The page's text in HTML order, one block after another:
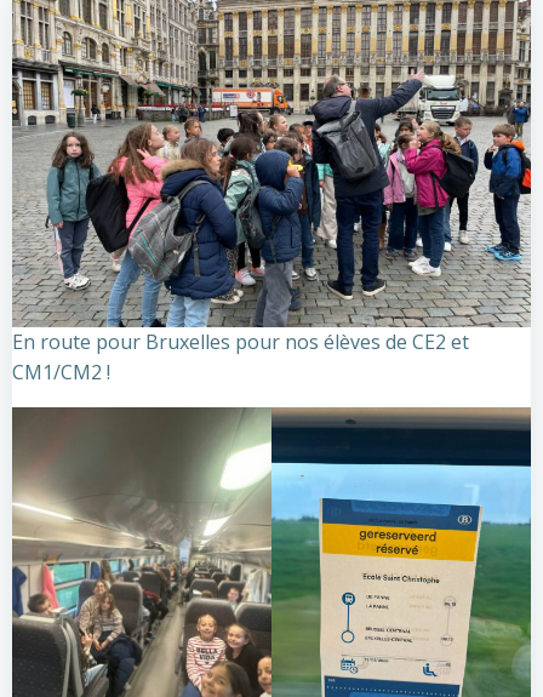
En route pour Bruxelles pour nos élèves de CE2 et
CM1/CM2 !